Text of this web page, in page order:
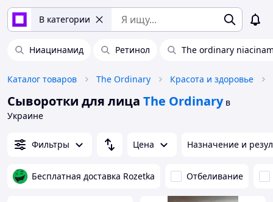
В категории
Ниацинамид Ретинол The ordinary
Каталог товаров The Ordinary Красота и здоровье
Сыворотки для лица The Ordinary в
Украине
Фильтры Цена Назначение и
Бесплатная доставка Rozetka Отбеливание